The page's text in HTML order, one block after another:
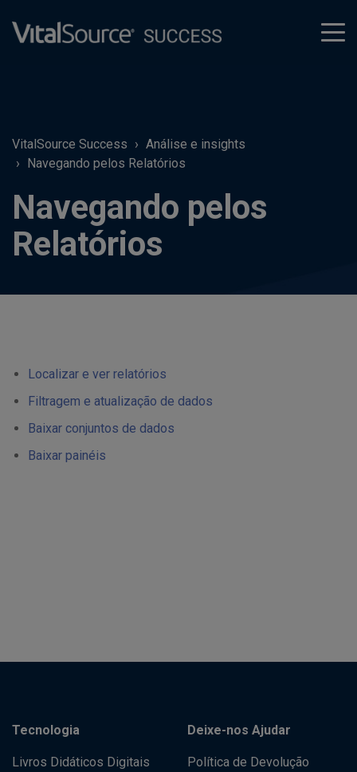
VitalSource Success
Análise e insights
Navegando pelos Relatórios
Navegando pelos
Relatórios
Localizar e ver relatórios
Filtragem e atualização de dados
Baixar conjuntos de dados
Baixar painéis
Tecnologia
Livros Didáticos Digitais
Deixe-nos Ajudar
Política de Devolução